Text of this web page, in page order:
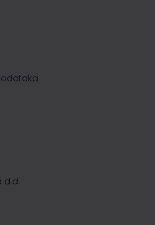
d.d.